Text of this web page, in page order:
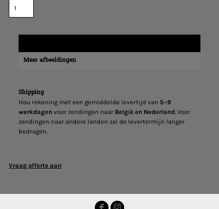
Meer afbeeldingen
Shipping
Hou rekening met een gemiddelde levertijd van 5–9
werkdagen voor zendingen naar België en Nederland. Voor
zendingen naar andere landen zal de levertermijn langer
bedragen.
Vraag offerte aan